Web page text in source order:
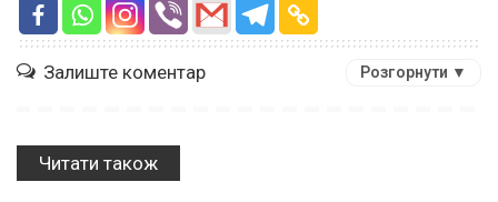
Залиште коментар Розгорнути ▼
Читати також